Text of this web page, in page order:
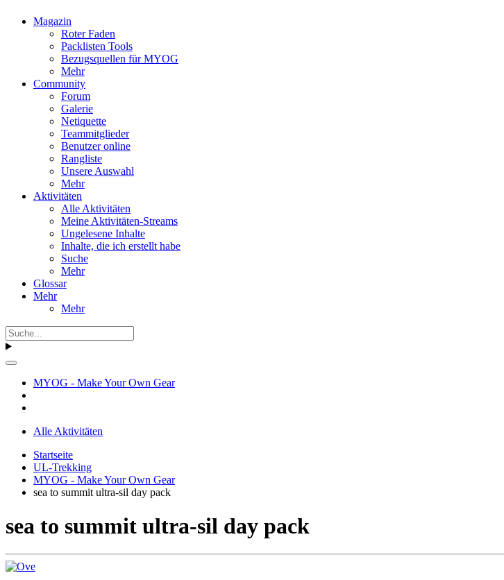
Magazin
Roter Faden
Packlisten Tools
Bezugsquellen für MYOG
Mehr
Community
Forum
Galerie
Netiquette
Teammitglieder
Benutzer online
Rangliste
Unsere Auswahl
Mehr
Aktivitäten
Alle Aktivitäten
Meine Aktivitäten-Streams
Ungelesene Inhalte
Inhalte, die ich erstellt habe
Suche
Mehr
Glossar
Mehr
Mehr
MYOG - Make Your Own Gear
Alle Aktivitäten
Startseite
UL-Trekking
MYOG - Make Your Own Gear
sea to summit ultra-sil day pack
sea to summit ultra-sil day pack